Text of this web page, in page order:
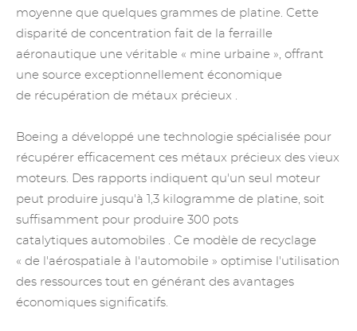
moyenne que quelques grammes de platine. Cette
disparité de concentration fait de la ferraille
aéronautique une véritable « mine urbaine », offrant
une source exceptionnellement économique
de récupération de métaux précieux .
Boeing a développé une technologie spécialisée pour
récupérer efficacement ces métaux précieux des vieux
moteurs. Des rapports indiquent qu'un seul moteur
peut produire jusqu'à 1,3 kilogramme de platine, soit
suffisamment pour produire 300 pots
catalytiques automobiles . Ce modèle de recyclage
« de l'aérospatiale à l'automobile » optimise l'utilisation
des ressources tout en générant des avantages
économiques significatifs.